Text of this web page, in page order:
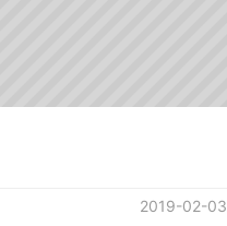
2019-02-03